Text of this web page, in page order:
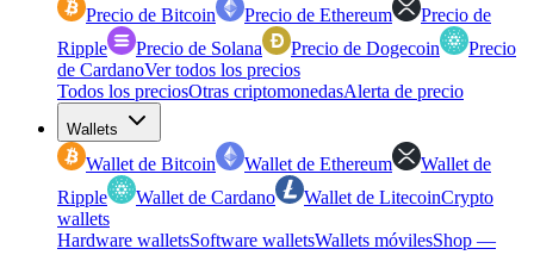
Precio de Bitcoin Precio de Ethereum
Precio de
Ripple
Precio de Solana Precio de Dogecoin
Precio
de CardanoVer todos los precios
Todos los preciosOtras criptomonedasAlerta de precio
Wallets
Wallet de Bitcoin Wallet de Ethereum
Wallet de
Ripple
Wallet de Cardano Wallet de LitecoinCrypto
wallets
Hardware walletsSoftware walletsWallets móvilesShop —